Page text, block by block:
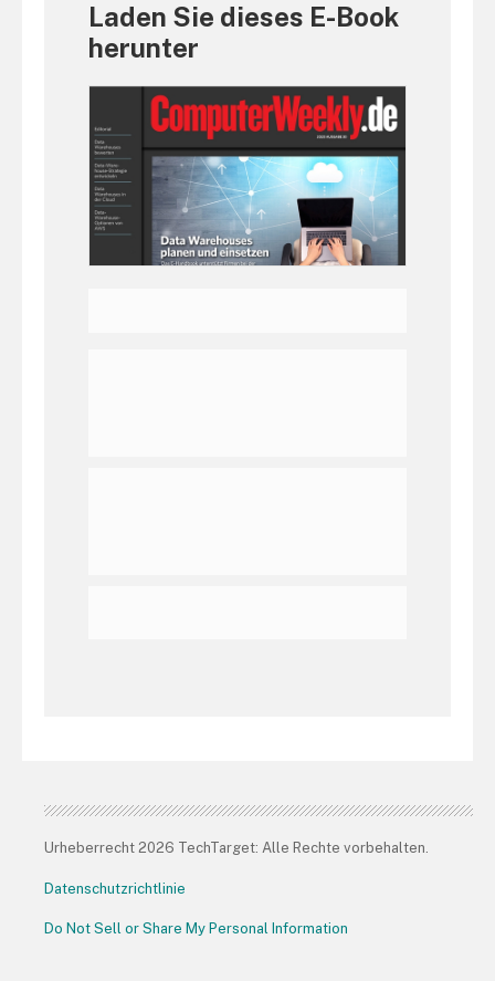
Laden Sie dieses E-Book
herunter
Urheberrecht 2026 TechTarget: Alle Rechte vorbehalten.
Datenschutzrichtlinie
Do Not Sell or Share My Personal Information